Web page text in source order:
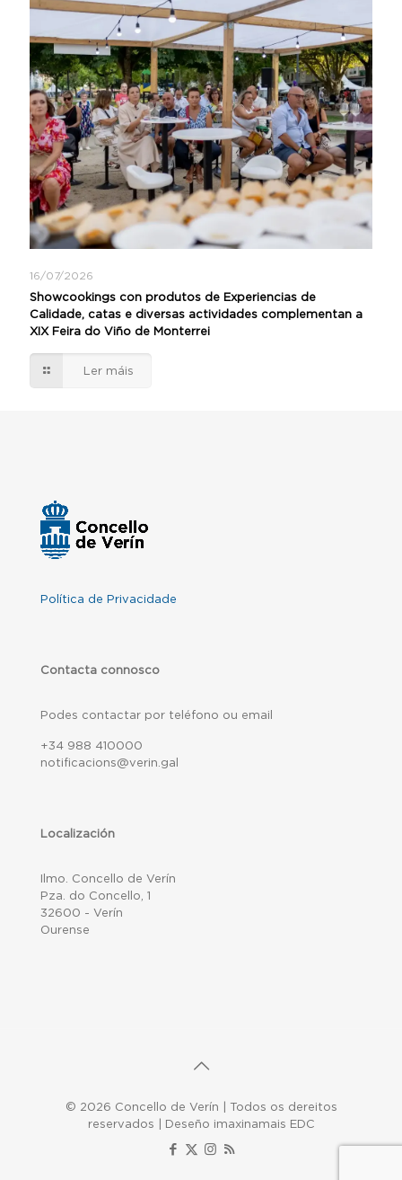
16/07/2026
Showcookings con produtos de Experiencias de
Calidade, catas e diversas actividades complementan a
XIX Feira do Viño de Monterrei
Ler máis
Política de Privacidade
Contacta connosco
Podes contactar por teléfono ou email
+34 988 410000
notificacions@verin.gal
Localización
Ilmo. Concello de Verín
Pza. do Concello, 1
32600 - Verín
Ourense
© 2026 Concello de Verín | Todos os dereitos
reservados | Deseño imaxinamais EDC